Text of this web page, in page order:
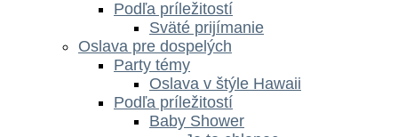
Podľa príležitostí
Sväté prijímanie
Oslava pre dospelých
Party témy
Oslava v štýle Hawaii
Podľa príležitostí
Baby Shower